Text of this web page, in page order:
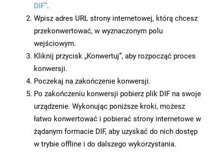
DIF”.
Wpisz adres URL strony internetowej, którą chcesz
przekonwertować, w wyznaczonym polu
wejściowym.
Kliknij przycisk „Konwertuj”, aby rozpocząć proces
konwersji.
Poczekaj na zakończenie konwersji.
Po zakończeniu konwersji pobierz plik DIF na swoje
urządzenie. Wykonując poniższe kroki, możesz
łatwo konwertować i pobierać strony internetowe w
żądanym formacie DIF, aby uzyskać do nich dostęp
w trybie offline i do dalszego wykorzystania.